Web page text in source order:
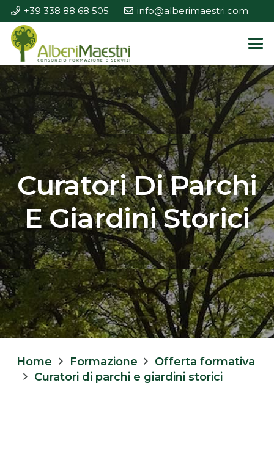
+39 338 88 68 505 info@alberimaestri.com
Curatori Di Parchi
E Giardini Storici
Home Formazione
Offerta formativa
Curatori di parchi e giardini storici